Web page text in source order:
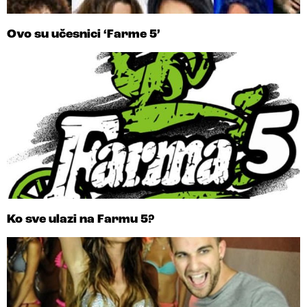
Ovo su učesnici ‘Farme 5’
Ko sve ulazi na Farmu 5?